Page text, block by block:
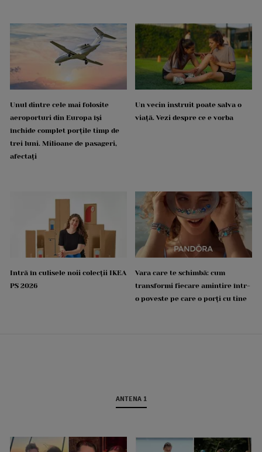
Unul dintre cele mai folosite
aeroporturi din Europa își
închide complet porțile timp de
trei luni. Milioane de pasageri,
afectați
Un vecin instruit poate salva o
viață. Vezi despre ce e vorba
Intră în culisele noii colecții IKEA
PS 2026
Vara care te schimbă: cum
transformi fiecare amintire într-
o poveste pe care o porți cu tine
ANTENA 1